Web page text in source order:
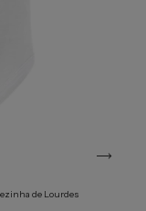
de Lourdes